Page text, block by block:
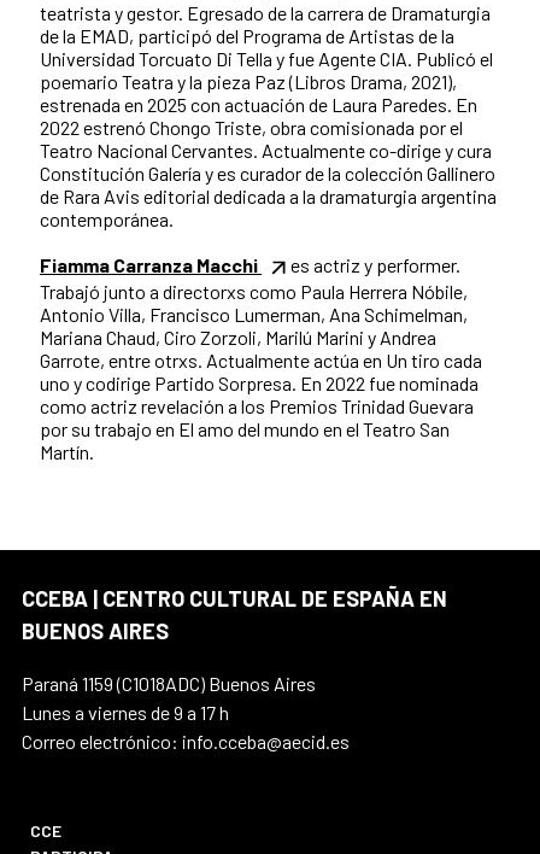
teatrista y gestor. Egresado de la carrera de Dramaturgia
de la EMAD, participó del Programa de Artistas de la
Universidad Torcuato Di Tella y fue Agente CIA. Publicó el
poemario Teatra y la pieza Paz (Libros Drama, 2021),
estrenada en 2025 con actuación de Laura Paredes. En
2022 estrenó Chongo Triste, obra comisionada por el
Teatro Nacional Cervantes. Actualmente co-dirige y cura
Constitución Galería y es curador de la colección Gallinero
de Rara Avis editorial dedicada a la dramaturgia argentina
contemporánea.
Fiamma Carranza Macchi
es actriz y performer.
Trabajó junto a directorxs como Paula Herrera Nóbile,
Antonio Villa, Francisco Lumerman, Ana Schimelman,
Mariana Chaud, Ciro Zorzoli, Marilú Marini y Andrea
Garrote, entre otrxs. Actualmente actúa en Un tiro cada
uno y codirige Partido Sorpresa. En 2022 fue nominada
como actriz revelación a los Premios Trinidad Guevara
por su trabajo en El amo del mundo en el Teatro San
Martín.
CCEBA | CENTRO CULTURAL DE ESPAÑA EN
BUENOS AIRES
Paraná 1159 (C1018ADC) Buenos Aires
Lunes a viernes de 9 a 17 h
Correo electrónico: info.cceba@aecid.es
CCE